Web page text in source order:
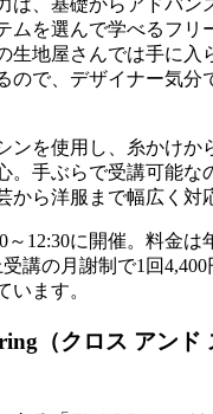
は、基礎からアドバン
ムを選んで学べるフリ
生地屋さんでは手に入
ので、デザイナー気分
ンを使用し、糸かけか
。手ぶらで受講可能な
から洋服まで幅広く対
～12:30に開催。料金は
講の月謝制で1回
います。
（クロス アンド